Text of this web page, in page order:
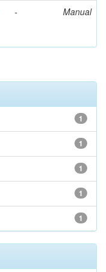
- Manual
1
1
1
1
1